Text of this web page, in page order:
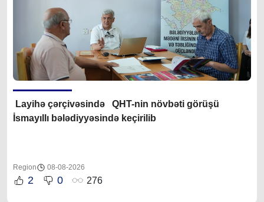
Layihə çərçivəsində QHT-nin növbəti görüşü
İsmayıllı bələdiyyəsində keçirilib
Region 08-08-2026
2 0 276